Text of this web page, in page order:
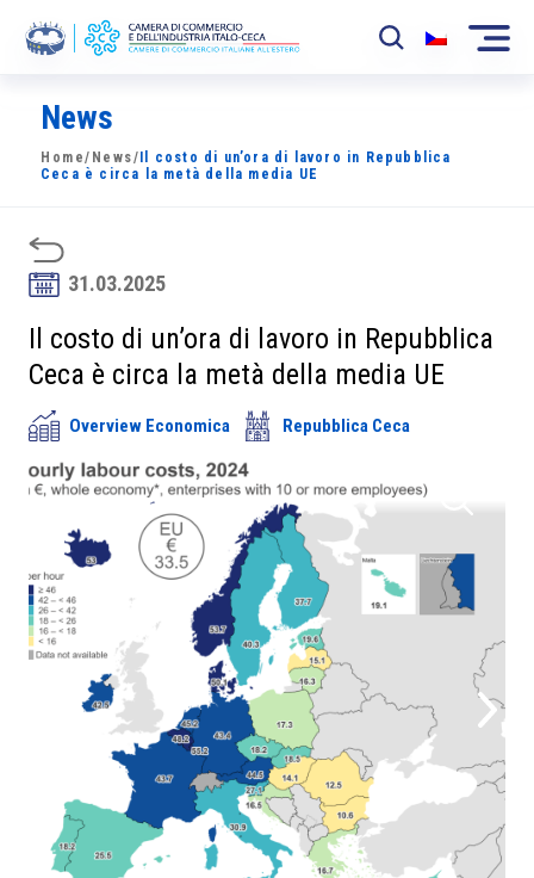
La Camera
News
Sviluppo Mercato
Soci
Partner
Progetti
Area riservata
News
Home/ News/ Il costo di un’ora di lavoro in Repubblica
Ceca è circa la metà della media UE
31.03.2025
Il costo di un’ora di lavoro in Repubblica
Ceca è circa la metà della media UE
Overview Economica Repubblica Ceca